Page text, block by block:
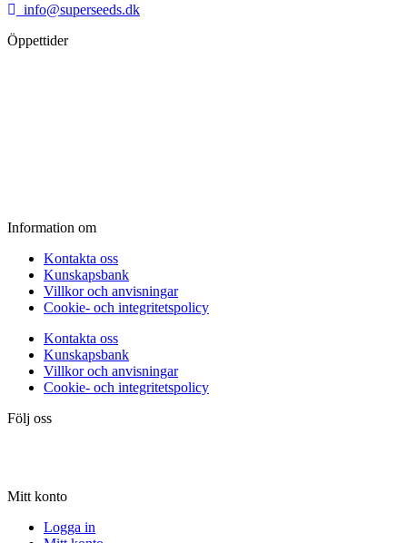
info@superseeds.dk
Öppettider
Information om
Kontakta oss
Kunskapsbank
Villkor och anvisningar
Cookie- och integritetspolicy
Kontakta oss
Kunskapsbank
Villkor och anvisningar
Cookie- och integritetspolicy
Följ oss
Mitt konto
Logga in